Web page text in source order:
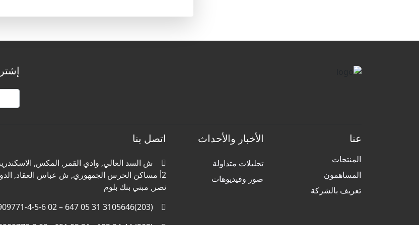
عنا
المنتجات
المساهمون
تعريف بالشركة
الأخبار والأحداث
تحليلات متداولة
صور وفيديوهات
اتصل بنا
ش السد العالي, وادي القمر, المكس,
2أ مساكن الحرس الجمهوري, ش عباس العقاد,
نصر, مبني بنك بلوم
(203)3105646 31 05 647 – 02 26909771-4-5-6